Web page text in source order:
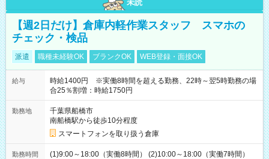
未読
【週2日だけ】倉庫内軽作業スタッフ スマホの
チェック・検品
派遣 職種未経験OK ブランクOK WEB登録・面接OK
給与
時給1400円 ※実働8時間を超える勤務、22時～翌5時勤務の場
合25％割増：時給1750円
勤務地
千葉県船橋市
南船橋駅から徒歩10分程度
スマートフォンを取り扱う倉庫
勤務時間
(1)9:00～18:00（実働8時間） (2)10:00～18:00（実働7時間）